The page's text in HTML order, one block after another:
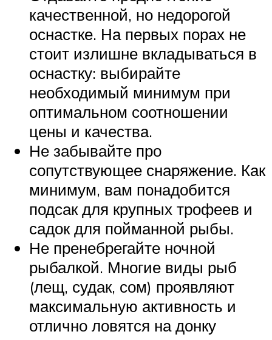
качественной, но недорогой
оснастке. На первых порах не
стоит излишне вкладываться в
оснастку: выбирайте
необходимый минимум при
оптимальном соотношении
цены и качества.
Не забывайте про
сопутствующее снаряжение. Как
минимум, вам понадобится
подсак для крупных трофеев и
садок для пойманной рыбы.
Не пренебрегайте ночной
рыбалкой. Многие виды рыб
(лещ, судак, сом) проявляют
максимальную активность и
отлично ловятся на донку